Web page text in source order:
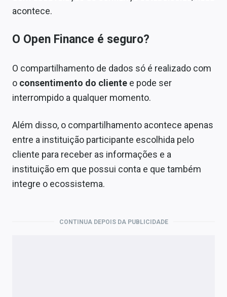
acontece.
O Open Finance é seguro?
O compartilhamento de dados só é realizado com
o consentimento do cliente e pode ser
interrompido a qualquer momento.
Além disso, o compartilhamento acontece apenas
entre a instituição participante escolhida pelo
cliente para receber as informações e a
instituição em que possui conta e que também
integre o ecossistema.
CONTINUA DEPOIS DA PUBLICIDADE